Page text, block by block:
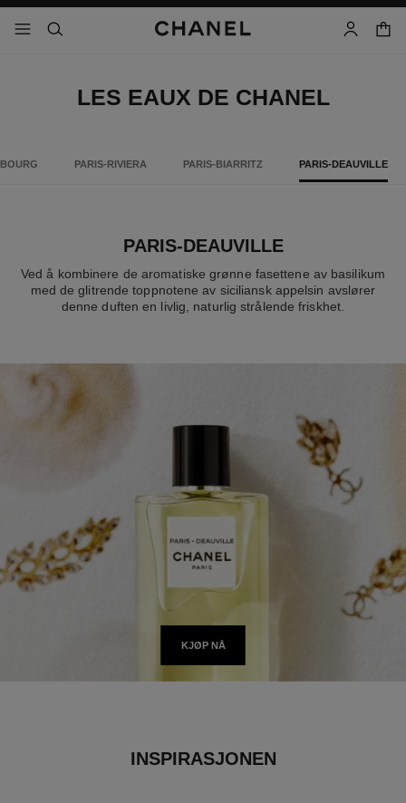
meny - hovednavigasjon
- hovednavigasjon
søk bruker
LES EAUX DE CHANEL
PARIS-RIVIERA PARIS-BIARRITZ PARIS-DEAUVILLE
PARIS-DEAUVILLE
Ved å kombinere de aromatiske grønne fasettene av basilikum
med de glitrende toppnotene av siciliansk appelsin avslører
denne duften en livlig, naturlig strålende friskhet.
KJØP NÅ
INSPIRASJONEN